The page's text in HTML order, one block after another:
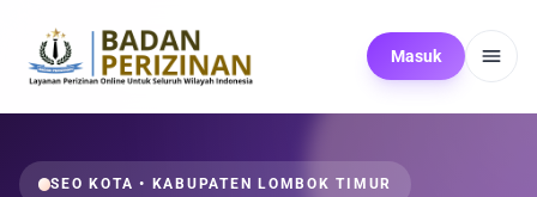
Masuk
SEO KOTA • KABUPATEN LOMBOK TIMUR